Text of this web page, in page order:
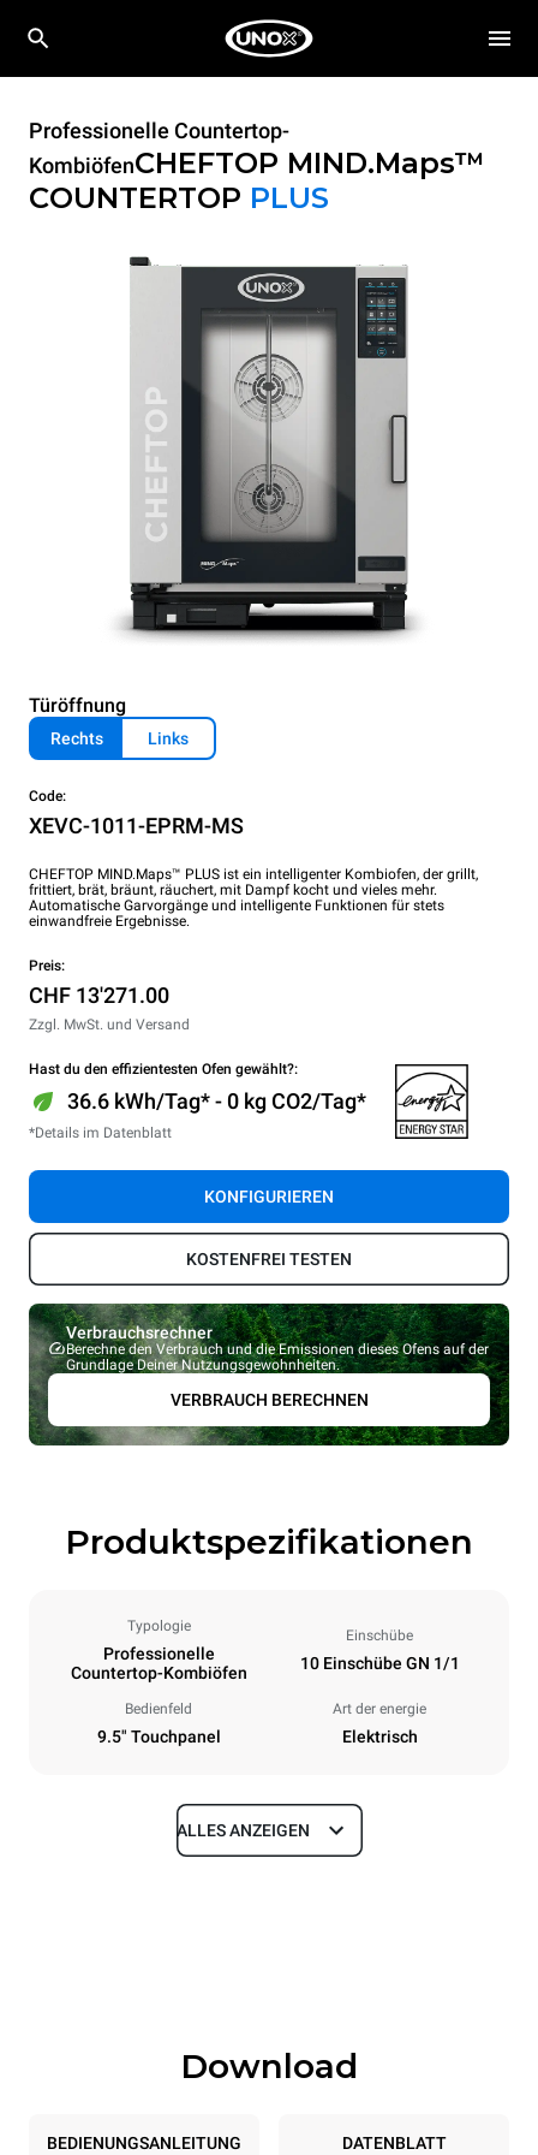
Professionelle Countertop-
KombiöfenCHEFTOP MIND.Maps™
COUNTERTOP PLUS
Türöffnung
Rechts Links
Code:
XEVC-1011-EPRM-MS
CHEFTOP MIND.Maps™ PLUS ist ein intelligenter Kombiofen, der grillt,
frittiert, brät, bräunt, räuchert, mit Dampf kocht und vieles mehr.
Automatische Garvorgänge und intelligente Funktionen für stets
einwandfreie Ergebnisse.
Preis:
CHF 13'271.00
Zzgl. MwSt. und Versand
Hast du den effizientesten Ofen gewählt?:
36.6 kWh/Tag* - 0 kg CO2/Tag*
*Details im Datenblatt
KONFIGURIEREN
KOSTENFREI TESTEN
Verbrauchsrechner
Berechne den Verbrauch und die Emissionen dieses Ofens auf der
Grundlage Deiner Nutzungsgewohnheiten.
VERBRAUCH BERECHNEN
Produktspezifikationen
Typologie
Professionelle
Countertop-Kombiöfen
Einschübe
10 Einschübe GN 1/1
Bedienfeld
9.5" Touchpanel
Art der energie
Elektrisch
Maße
Spezifikationen der behälter
10 GN 1/1
ALLES ANZEIGEN
Download
BEDIENUNGSANLEITUNG DATENBLATT